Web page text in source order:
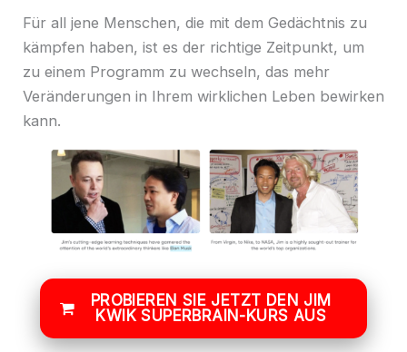
Für all jene Menschen, die mit dem Gedächtnis zu
kämpfen haben, ist es der richtige Zeitpunkt, um
zu einem Programm zu wechseln, das mehr
Veränderungen in Ihrem wirklichen Leben bewirken
kann.
PROBIEREN SIE JETZT DEN JIM
KWIK SUPERBRAIN-KURS AUS